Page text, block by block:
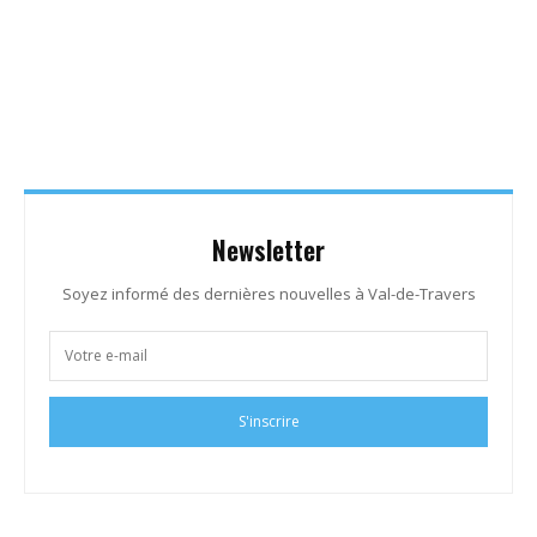
Newsletter
Soyez informé des dernières nouvelles à Val-de-Travers
S'inscrire